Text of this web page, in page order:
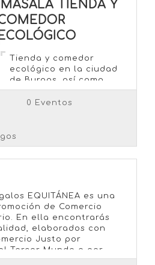
MASALA TIENDA Y
ECOLÓGICO
Tienda y comedor
ecológico en la ciudad
de Burgos, así como
actividades, talleres,
charlas…
0 Eventos
EQUITÁNEA es una
de Comercio
En ella encontrarás
elaborados con
Justo por
Tercer Mundo o por
de nuestro